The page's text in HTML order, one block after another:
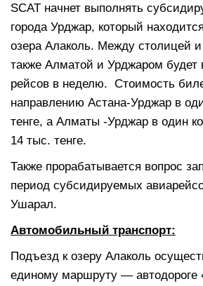
SCAT начнет выполнять
города Урджар, который
озера Алаколь. Между столицей
также Алматой и Урджаром будет
рейсов в неделю. Стоимость
направлению Астана-Урджар в
тенге, а Алматы -Урджар в один
14 тыс. тенге.
Также прорабатывается вопрос
период субсидируемых
Ушарал.
Автомобильный транспорт:
Подъезд к озеру Алаколь
единому маршруту — автодороге